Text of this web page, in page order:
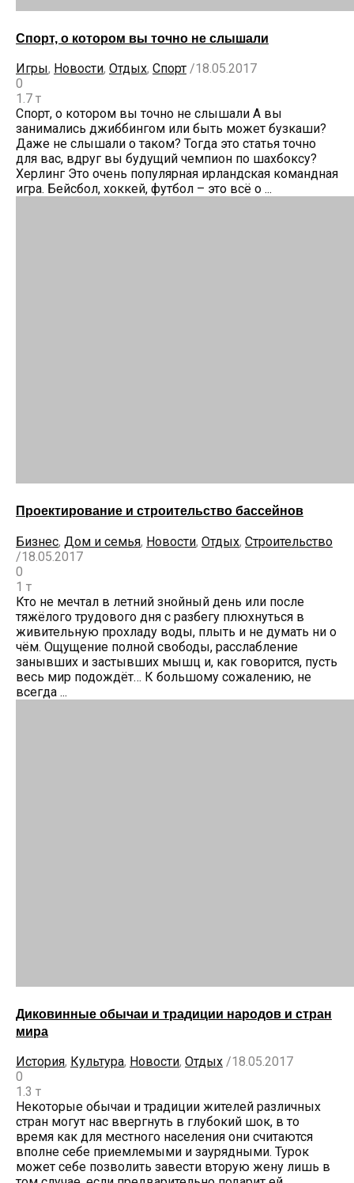
Спорт, о котором вы точно не слышали
Игры, Новости, Отдых, Спорт /18.05.2017
0
1.7 т
Спорт, о котором вы точно не слышали А вы
занимались джиббингом или быть может бузкаши?
Даже не слышали о таком? Тогда это статья точно
для вас, вдруг вы будущий чемпион по шахбоксу?
Херлинг Это очень популярная ирландская командная
игра. Бейсбол, хоккей, футбол – это всё о ...
Проектирование и строительство бассейнов
Бизнес, Дом и семья, Новости, Отдых, Строительство
/18.05.2017
0
1 т
Кто не мечтал в летний знойный день или после
тяжёлого трудового дня с разбегу плюхнуться в
живительную прохладу воды, плыть и не думать ни о
чём. Ощущение полной свободы, расслабление
занывших и застывших мышц и, как говорится, пусть
весь мир подождёт… К большому сожалению, не
всегда ...
Диковинные обычаи и традиции народов и стран
мира
История, Культура, Новости, Отдых /18.05.2017
0
1.3 т
Некоторые обычаи и традиции жителей различных
стран могут нас ввергнуть в глубокий шок, в то
время как для местного населения они считаются
вполне себе приемлемыми и заурядными. Турок
может себе позволить завести вторую жену лишь в